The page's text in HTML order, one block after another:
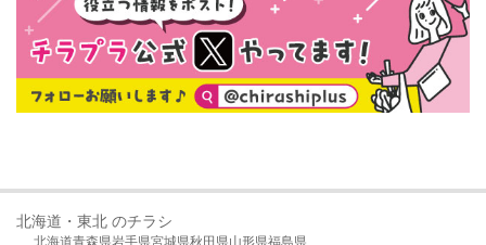
北海道・東北 のチラシ
北海道青森県岩手県宮城県秋田県山形県福島県